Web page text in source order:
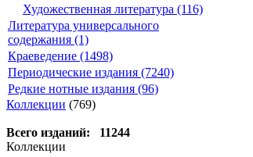
Художественная литература (116)
Литература универсального
содержания (1)
Краеведение (1498)
Периодические издания (7240)
Редкие нотные издания (96)
Коллекции (769)
Всего изданий: 11244
Коллекции